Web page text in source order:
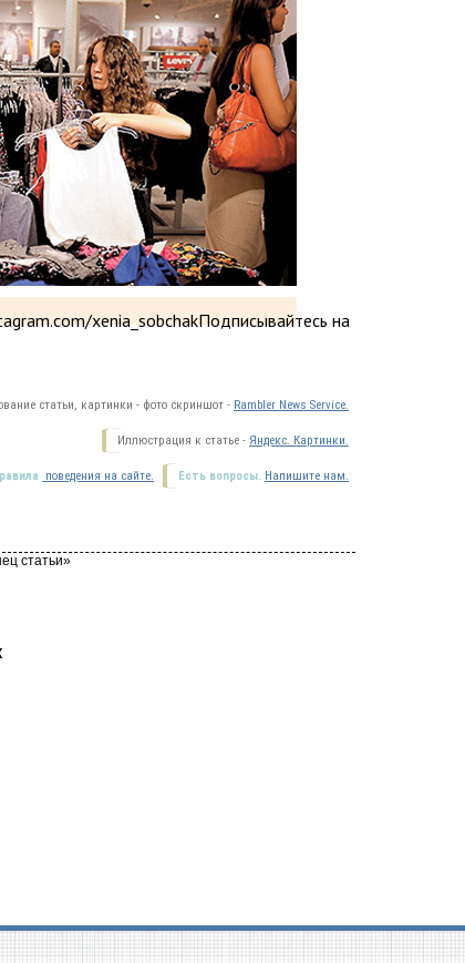
xenia_sobchakПодписывайтесь на
статьи, картинки - фото скриншот - Rambler News Service.
Иллюстрация к статье - Яндекс. Картинки.
Есть вопросы. Напишите нам.
поведения на сайте.